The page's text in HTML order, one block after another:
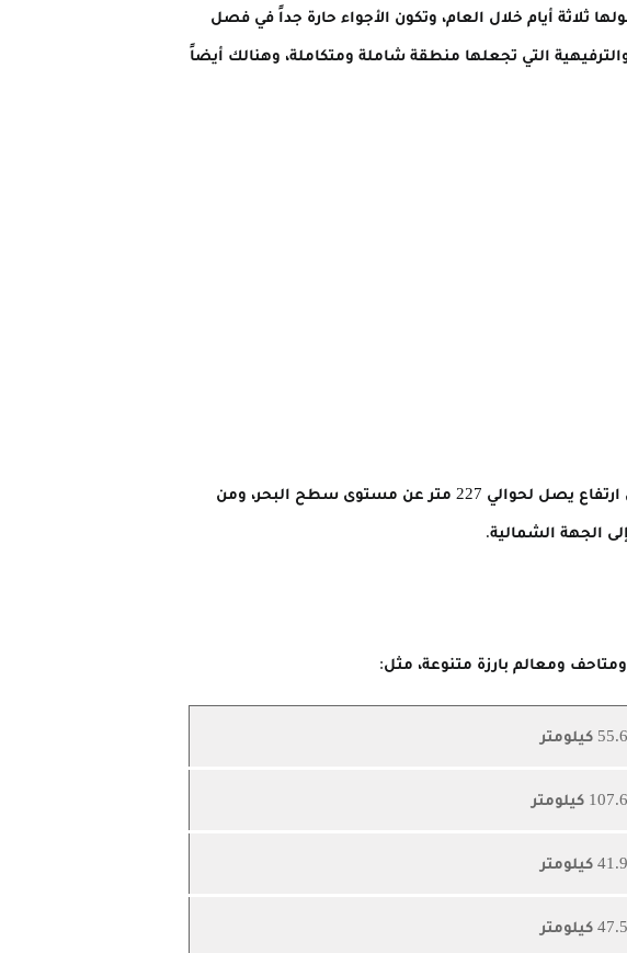
ثلاثة أيام خلال العام، وتكون الأجواء حارة جداً في فصل
التي تجعلها منطقة شاملة ومتكاملة، وهنالك أيضاً
تقع مدينة دنقلا في الجزء الشمالي من السودان، تحديداً على ضفة نهر النيل الغربية، وتقع على ارتفاع يصل لحوالي 227 متر عن مستوى سطح البحر، ومن
ومعالم بارزة متنوعة، مثل:
كيلومتر
كيلومتر
كيلومتر
كيلومتر